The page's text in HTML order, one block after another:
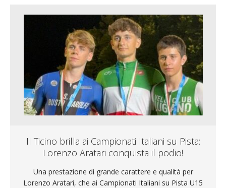
Il Ticino brilla ai Campionati Italiani su Pista:
Lorenzo Aratari conquista il podio!
Una prestazione di grande carattere e qualità per
Lorenzo Aratari, che ai Campionati Italiani su Pista U15